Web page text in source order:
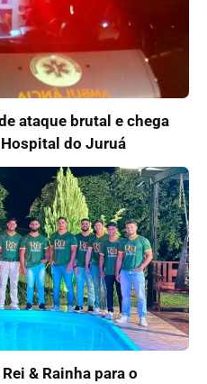
ataque brutal e chega
do Juruá
& Rainha para o